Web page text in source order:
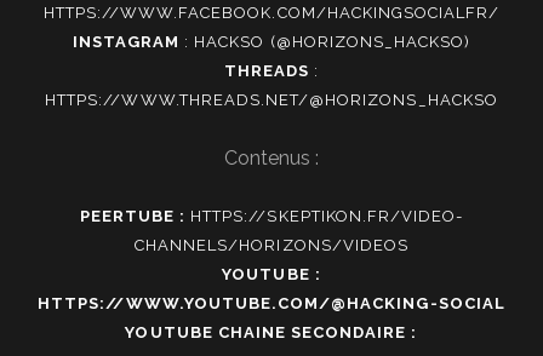
HTTPS://WWW.FACEBOOK.COM/HACKINGSOCIALFR/
INSTAGRAM : HACKSO (@HORIZONS_HACKSO)
THREADS :
HTTPS://WWW.THREADS.NET/@HORIZONS_HACKSO
Contenus :
PEERTUBE : HTTPS://SKEPTIKON.FR/VIDEO-
CHANNELS/HORIZONS/VIDEOS
YOUTUBE :
HTTPS://WWW.YOUTUBE.COM/@HACKING-SOCIAL
YOUTUBE CHAINE SECONDAIRE :